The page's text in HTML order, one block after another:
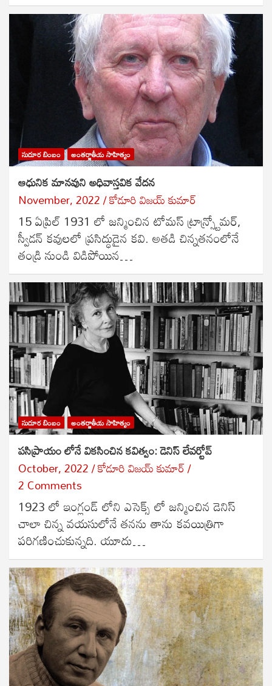
సుదూర బింబం అంతర్జాతీయ సాహిత్యం
ఆధునిక మానవుని అధివాస్తవిక వేదన
November, 2022 కోడూరి విజయ్ కుమార్
15 ఏప్రిల్ 1931 లో జన్మించిన టోమస్ ట్రాన్స్ట్రోమర్,
స్వీడన్ కవులలో ప్రసిద్ధుడైన కవి. అతడి చిన్నతనంలోనే
తండ్రి నుండి విడిపోయిన…
సుదూర బింబం అంతర్జాతీయ సాహిత్యం
పసిప్రాయం లోనే వికసించిన కవిత్వం: డెనిస్ లేవర్టోవ్
October, 2022 కోడూరి విజయ్ కుమార్
2 Comments
1923 లో ఇంగ్లండ్ లోని ఎసెక్స్ లో జన్మించిన డెనిస్
చాలా చిన్న వయసులోనే తనను తాను కవయిత్రిగా
పరిగణించుకున్నది. యూదు…